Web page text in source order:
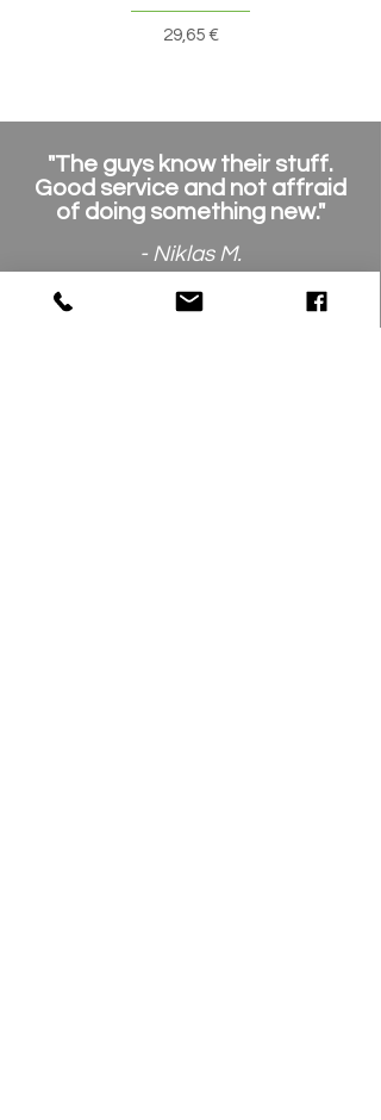
Pris
29,65 €
"The guys know their stuff.
Good service and not affraid
of doing something new."
- Niklas M.